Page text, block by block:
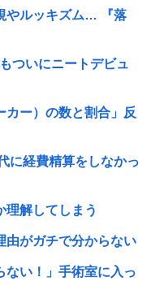
やルッキズム… 『落
ついにニートデビュ
カー）の数と割合」反
に経費精算をしなかっ
理解してしまう
由がガチで分からない
ない！」手術室に入っ